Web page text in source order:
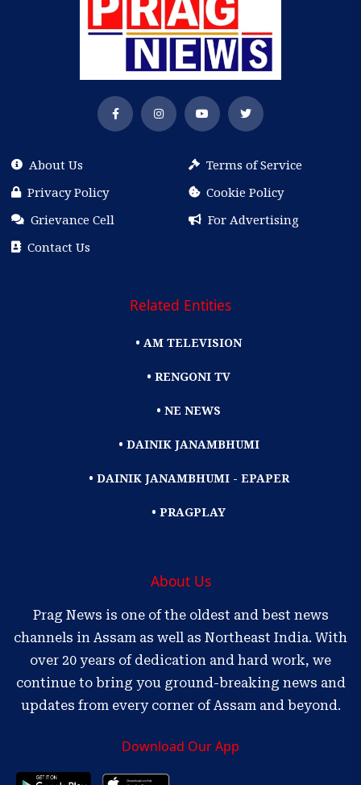
About Us
Terms of Service
Privacy Policy
Cookie Policy
Grievance Cell
For Advertising
Contact Us
Related Entities
• AM TELEVISION
• RENGONI TV
• NE NEWS
• DAINIK JANAMBHUMI
• DAINIK JANAMBHUMI - EPAPER
• PRAGPLAY
About Us
Prag News is one of the oldest and best news
channels in Assam as well as Northeast India. With
over 20 years of dedication and hard work, we
continue to bring you ground-breaking news and
updates from every corner of Assam and beyond.
Download Our App